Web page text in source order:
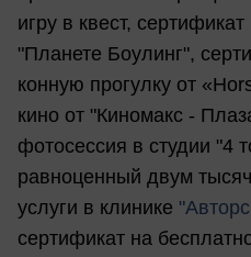
игру в квест,
"Планете Боулинг",
конную прогулку от
кино от "Киномакс -
фотосессия в студии "4
равноценный двум
услуги в клинике
сертификат на